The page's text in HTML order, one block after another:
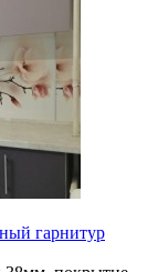
гарнитур